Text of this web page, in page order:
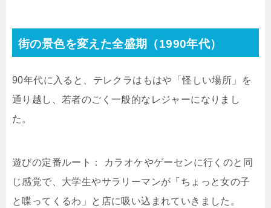
街の景色を変えた全盛期（1990年代）
90年代に入ると、テレクラはもはや「怪しい場所」を
通り越し、若者のごく一般的なレジャーになりまし
た。
遊びの定番ルート： カラオケやゲーセンに行くのと同
じ感覚で、大学生やサラリーマンが「ちょっと女の子
と喋ってくるわ」と店に吸い込まれていきました。